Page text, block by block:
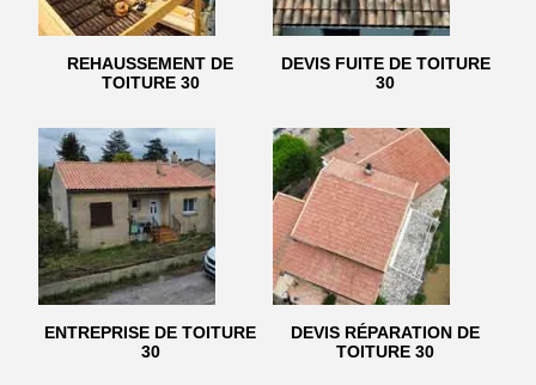
REHAUSSEMENT DE
TOITURE 30
DEVIS FUITE DE TOITURE
30
ENTREPRISE DE TOITURE
30
DEVIS RÉPARATION DE
TOITURE 30